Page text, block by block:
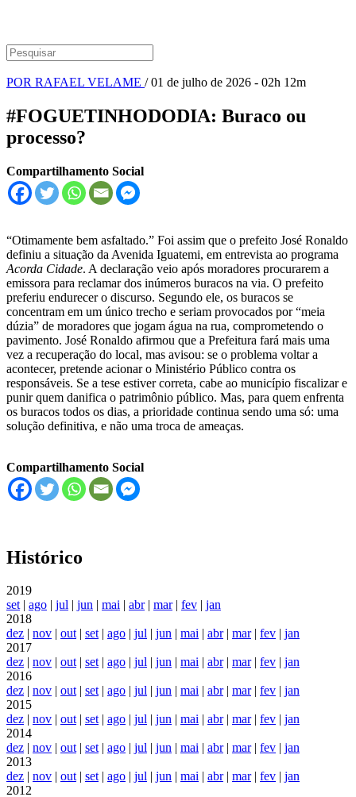
POR RAFAEL VELAME / 01 de julho de 2026 - 02h 12m
#FOGUETINHODODIA: Buraco ou
processo?
Compartilhamento Social
“Otimamente bem asfaltado.” Foi assim que o prefeito José Ronaldo
definiu a situação da Avenida Iguatemi, em entrevista ao programa
Acorda Cidade. A declaração veio após moradores procurarem a
emissora para reclamar dos inúmeros buracos na via. O prefeito
preferiu endurecer o discurso. Segundo ele, os buracos se
concentram em um único trecho e seriam provocados por “meia
dúzia” de moradores que jogam água na rua, comprometendo o
pavimento. José Ronaldo afirmou que a Prefeitura fará mais uma
vez a recuperação do local, mas avisou: se o problema voltar a
acontecer, pretende acionar o Ministério Público contra os
responsáveis. Se a tese estiver correta, cabe ao município fiscalizar e
punir quem danifica o patrimônio público. Mas, para quem enfrenta
os buracos todos os dias, a prioridade continua sendo uma só: uma
solução definitiva, e não uma troca de ameaças.
Compartilhamento Social
Histórico
2019
set| ago jul jun mai abr| mar| fev
jan
2018
dez
nov out| set| ago jul jun mai abr| mar| fev
jan
2017
dez
nov out| set| ago jul jun mai abr| mar| fev
jan
2016
dez
nov out| set| ago jul jun mai abr| mar| fev
jan
2015
dez
nov out| set| ago jul jun mai abr| mar| fev
jan
2014
dez
nov out| set| ago jul jun mai abr| mar| fev
jan
2013
dez
nov out| set| ago jul jun mai abr| mar| fev
jan
2012